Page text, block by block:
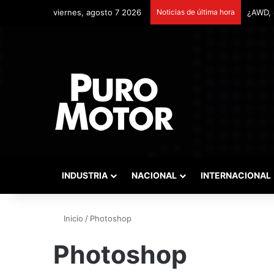
viernes, agosto 7 2026 Noticias de última hora
INDUSTRIA NACIONAL INTERNACIONAL
Inicio / Photoshop
Photoshop